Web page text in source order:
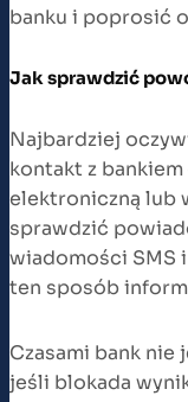
banku i poprosić
Jak sprawdzić
Najbardziej
kontakt z
elektroniczną lub
sprawdzić
wiadomości SMS
ten sposób
Czasami bank nie
jeśli blokada